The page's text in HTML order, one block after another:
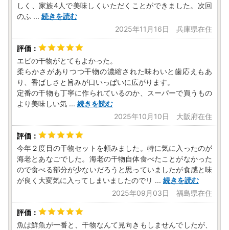
しく、家族4人で美味しくいただくことができました。次回
のふ ... 続きを読む
2025年11月16日 兵庫県在住
エビの干物がとてもよかった。
柔らかさがありつつ干物の濃縮された味わいと歯応えもあ
り、香ばしさと旨みが口いっぱいに広がります。
定番の干物も丁寧に作られているのか、スーパーで買うもの
より美味しい気 ... 続きを読む
2025年10月10日 大阪府在住
今年２度目の干物セットを頼みました。特に気に入ったのが
海老とあなごでした。海老の干物自体食べたことがなかった
ので食べる部分が少ないだろうと思っていましたが食感と味
が良く大変気に入ってしまいましたのでリ ... 続きを読む
2025年09月03日 福島県在住
魚は鮮魚が一番と、干物なんて見向きもしませんでしたが、